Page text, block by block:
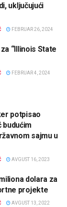
uključujući
FEBRUAR 26, 2024
“Illinois State
FEBRUAR 4, 2024
potpisao
budućim
sajmu u
AVGUST 16, 2023
dolara za
projekte
AVGUST 13, 2022